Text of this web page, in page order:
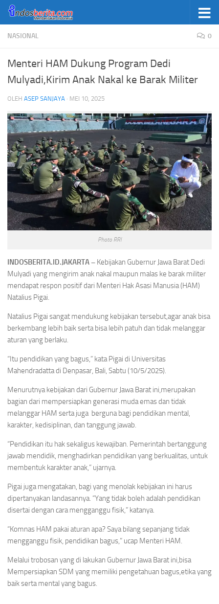
Skip to content
NASIONAL 0
Menteri HAM Dukung Program Dedi
Mulyadi,Kirim Anak Nakal ke Barak Militer
OLEH ASEP SANJAYA · MEI 10, 2025
Photo RRI
INDOSBERITA.ID.JAKARTA – Kebijakan Gubernur Jawa Barat Dedi
Mulyadi yang mengirim anak nakal maupun malas ke barak militer
mendapat respon positif dari Menteri Hak Asasi Manusia (HAM)
Natalius Pigai.
Natalius Pigai sangat mendukung kebijakan tersebut,agar anak bisa
berkembang lebih baik serta bisa lebih patuh dan tidak melanggar
aturan yang berlaku.
“Itu pendidikan yang bagus,” kata Pigai di Universitas
Mahendradatta di Denpasar, Bali, Sabtu (10/5/2025).
Menurutnya kebijakan dari Gubernur Jawa Barat ini,merupakan
bagian dari mempersiapkan generasi muda emas dan tidak
melanggar HAM serta juga berguna bagi pendidikan mental,
karakter, kedisiplinan, dan tanggung jawab.
“Pendidikan itu hak sekaligus kewajiban. Pemerintah bertanggung
jawab mendidik, menghadirkan pendidikan yang berkualitas, untuk
membentuk karakter anak,” ujarnya.
Pigai juga mengatakan, bagi yang menolak kebijakan ini harus
dipertanyakan landasannya. “Yang tidak boleh adalah pendidikan
disertai dengan cara mengganggu fisik,” katanya.
“Komnas HAM pakai aturan apa? Saya bilang sepanjang tidak
mengganggu fisik, pendidikan bagus,” ucap Menteri HAM.
Melalui trobosan yang di lakukan Gubernur Jawa Barat ini,bisa
Mempersiapkan SDM yang memiliki pengetahuan bagus,etika yang
baik serta mental yang bagus.